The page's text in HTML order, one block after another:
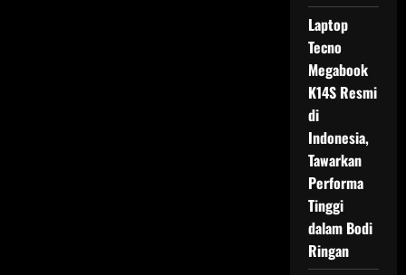
Laptop
Tecno
Megabook
K14S Resmi
di
Indonesia,
Tawarkan
Performa
Tinggi
dalam Bodi
Ringan